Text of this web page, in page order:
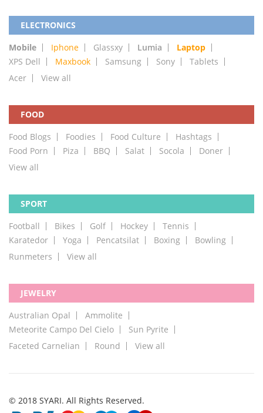
ELECTRONICS
Mobile
Iphone Glassxy Lumia
Laptop
XPS Dell
Maxbook Samsung Sony
Tablets
Acer
View all
FOOD
Food Blogs
Foodies Food Culture
Hashtags
Food Porn
Piza BBQ Salat Socola
Doner
View all
SPORT
Football
Bikes Golf Hockey
Tennis
Karatedor
Yoga Pencatsilat Boxing
Bowling
Runmeters
View all
JEWELRY
Australian Opal
Ammolite
Meteorite Campo Del Cielo
Sun Pyrite
Faceted Carnelian
Round View all
© 2018 SYARI. All Rights Reserved.